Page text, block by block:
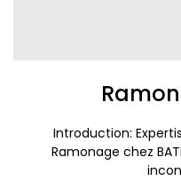
Introduction:
Ramonage chez